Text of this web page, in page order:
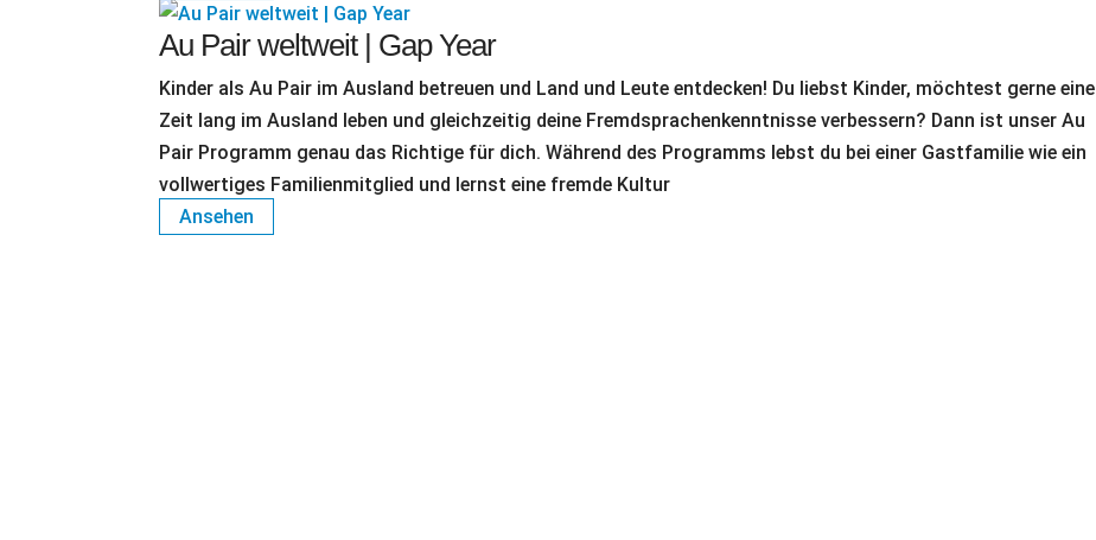
Au Pair weltweit | Gap Year
Kinder als Au Pair im Ausland betreuen und Land und Leute entdecken! Du liebst Kinder, möchtest gerne eine
Zeit lang im Ausland leben und gleichzeitig deine Fremdsprachenkenntnisse verbessern? Dann ist unser Au
Pair Programm genau das Richtige für dich. Während des Programms lebst du bei einer Gastfamilie wie ein
vollwertiges Familienmitglied und lernst eine fremde Kultur
Ansehen